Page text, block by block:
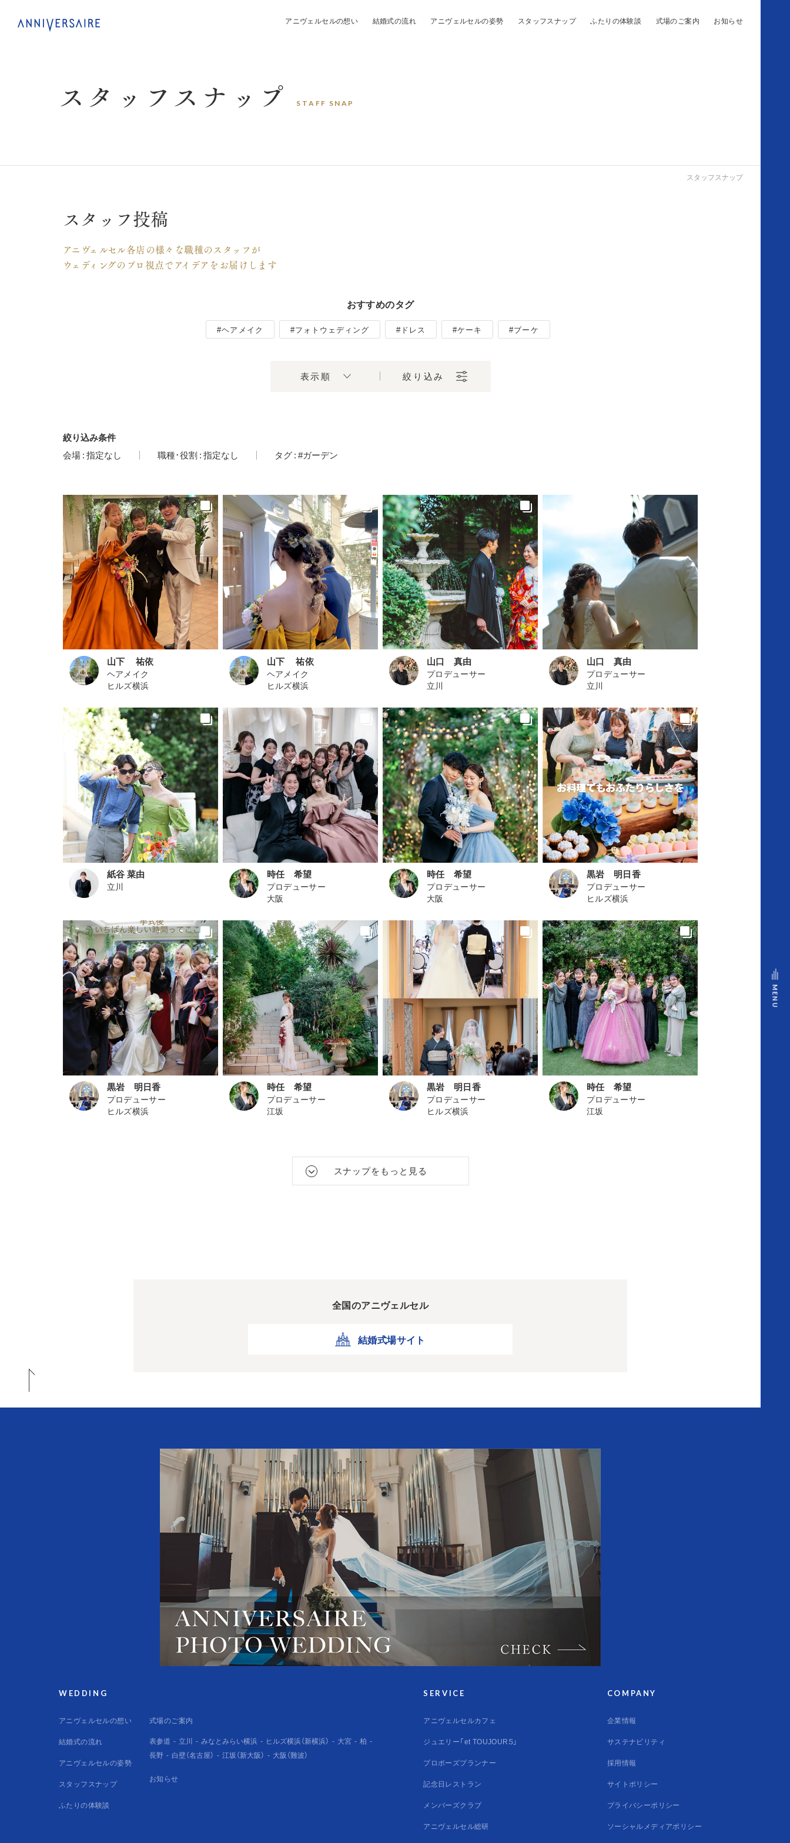
アニヴェルセルの想い 結婚式の流れ アニヴェルセルの姿勢 スタッフスナップ ふたりの体験談 式場のご案内 お知らせ
ス タ ッ フ ス ナ ッ プ S TA F F S N A P
スタッフスナップ
スタッフ投稿
アニヴェルセル各店の様々な職種のスタッフが
ウェディングのプロ視点でアイデアをお届けします
おすすめのタグ
#ヘアメイク #フォトウェディング #ドレス #ケーキ #ブーケ
表示順 絞り込み
絞り込み条件
会場:指定なし 職種･役割:指定なし タグ:#ガーデン
山下 祐依
ヘアメイク
ヒルズ横浜
山下 祐依
ヘアメイク
ヒルズ横浜
山口 真由
プロデューサー
立川
山口 真由
プロデューサー
立川
紙谷 菜由
立川
時任 希望
プロデューサー
大阪
時任 希望
プロデューサー
大阪
黒岩 明日香
プロデューサー
ヒルズ横浜
黒岩 明日香
プロデューサー
ヒルズ横浜
時任 希望
プロデューサー
江坂
黒岩 明日香
プロデューサー
ヒルズ横浜
時任 希望
プロデューサー
江坂
スナップをもっと見る
全国のアニヴェルセル
結婚式場サイト
WEDDING
アニヴェルセルの想い
結婚式の流れ
アニヴェルセルの姿勢
スタッフスナップ
ふたりの体験談
式場のご案内
表参道
立川 みなとみらい横浜 ヒルズ横浜（新横浜） 大宮
柏
長野
白壁（名古屋） 江坂（新大阪） 大阪（難波）
お知らせ
SERVICE
アニヴェルセルカフェ
ジュエリー「et TOUJOURS」
プロポーズプランナー
記念日レストラン
メンバーズクラブ
アニヴェルセル総研
COMPANY
企業情報
サステナビリティ
採用情報
サイトポリシー
プライバシーポリシー
ソーシャルメディアポリシー
MENU
結
婚
式
の
流
ア
ニ
ヴ
ェ
ル
セ
ル
の
姿
勢
ス
タ
ッ
体
談
式
場
の
ご
案
内